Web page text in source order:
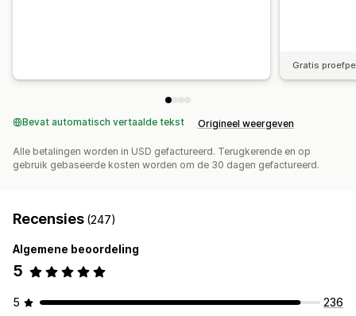
Gratis
Bevat automatisch vertaalde tekst Origineel weergeven
Alle betalingen worden in USD gefactureerd. Terugkerende en op
gebruik gebaseerde kosten worden om de 30 dagen gefactureerd.
Recensies (247)
Algemene beoordeling
5
5
236